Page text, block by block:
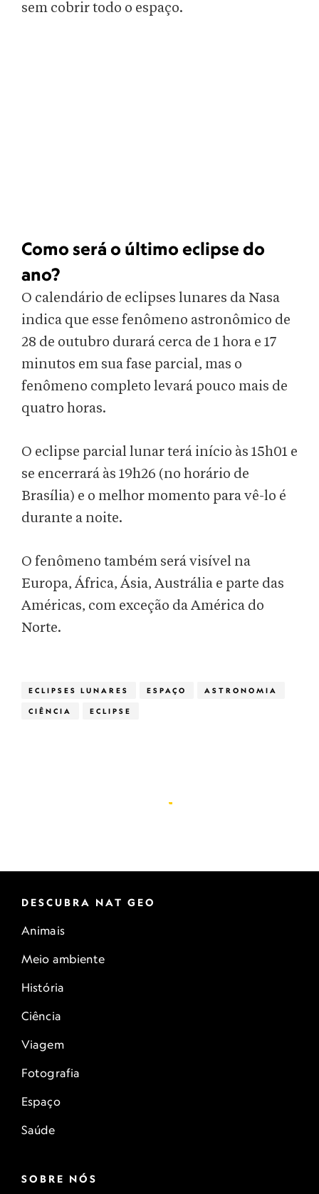
sem cobrir todo o espaço.
Como será o último eclipse do
ano?
O calendário de eclipses lunares da Nasa
indica que esse fenômeno astronômico de
28 de outubro durará cerca de 1 hora e 17
minutos em sua fase parcial, mas o
fenômeno completo levará pouco mais de
quatro horas.
O eclipse parcial lunar terá início às 15h01 e
se encerrará às 19h26 (no horário de
Brasília) e o melhor momento para vê-lo é
durante a noite.
O fenômeno também será visível na
Europa, África, Ásia, Austrália e parte das
Américas, com exceção da América do
Norte.
ECLIPSES LUNARES ESPAÇO ASTRONOMIA
CIÊNCIA ECLIPSE
DESCUBRA NAT GEO
Animais
Meio ambiente
História
Ciência
Viagem
Fotografia
Espaço
Saúde
SOBRE NÓS